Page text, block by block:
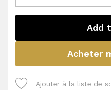
quantité(s)
Add
Acheter
Ajouter à la liste de